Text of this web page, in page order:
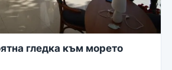
гледка към морето